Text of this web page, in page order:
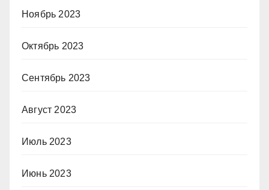
Ноябрь 2023
Октябрь 2023
Сентябрь 2023
Август 2023
Июль 2023
Июнь 2023